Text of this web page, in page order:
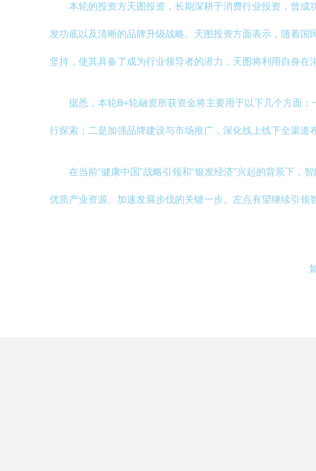
本轮的投资方天图投资，长期深耕于消费行业投资，曾
发功底以及清晰的品牌升级战略。天图投资方面表示，随着
坚持，使其具备了成为行业领导者的潜力，天图将利用自身在
据悉，本轮B+轮融资所获资金将主要用于以下几个方面
行探索；二是加强品牌建设与市场推广，深化线上线下全渠
在当前“健康中国”战略引领和“银发经济”兴起的背景下
优质产业资源、加速发展步伐的关键一步。左点有望继续引领